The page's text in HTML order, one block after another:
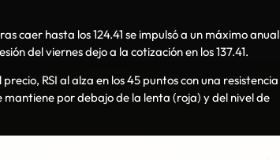
caer hasta los 124.41 se impulsó a un máximo anual
del viernes dejo a la cotización en los 137.41.
RSI al alza en los 45 puntos con una resistencia
por debajo de la lenta (roja) y del nivel de